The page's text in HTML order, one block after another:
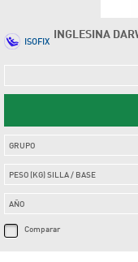
INGLESINA
ISOFIX
GRUPO
PESO (KG) SILLA / BASE
AÑO
Comparar